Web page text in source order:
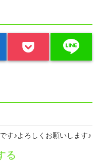
line
す♪よろしくお願いします♪
る